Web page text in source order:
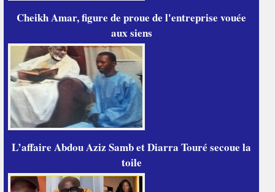
Cheikh Amar, figure de proue de l'entreprise vouée
aux siens
L’affaire Abdou Aziz Samb et Diarra Touré secoue la
toile